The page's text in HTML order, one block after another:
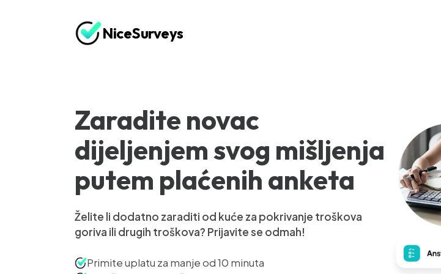
NiceSurveys
Zaradite novac
dijeljenjem svog mišljenja
putem plaćenih anketa
Želite li dodatno zaraditi od kuće za pokrivanje troškova
goriva ili drugih troškova? Prijavite se odmah!
Primite uplatu za manje od 10 minuta